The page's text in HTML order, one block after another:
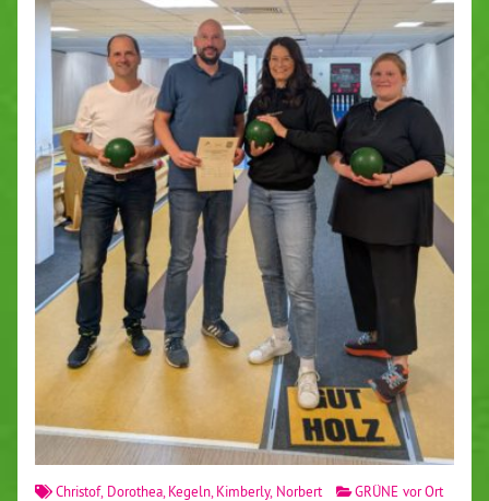
Christof, Dorothea, Kegeln Kimberly, Norbert
GRÜNE vor Ort